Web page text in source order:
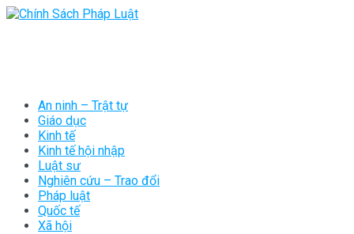
An ninh – Trật tự
Giáo dục
Kinh tế
Kinh tế hội nhập
Luật sư
Nghiên cứu – Trao đổi
Pháp luật
Quốc tế
Xã hội